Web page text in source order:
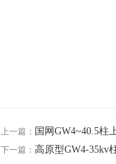
上一篇： 国网GW4~40.5柱
下一篇： 高原型GW4-35kv